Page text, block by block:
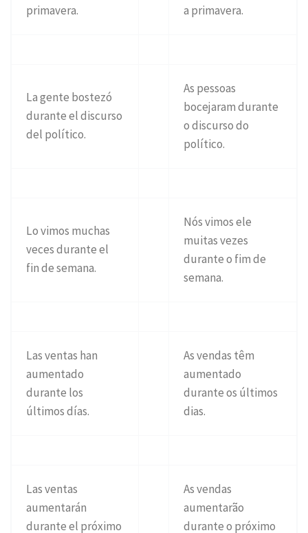
primavera.
a primavera.
La gente bostezó
durante el discurso
del político.
As pessoas
bocejaram durante
o discurso do
político.
Lo vimos muchas
veces durante el
fin de semana.
Nós vimos ele
muitas vezes
durante o fim de
semana.
Las ventas han
aumentado
durante los
últimos días.
As vendas têm
aumentado
durante os últimos
dias.
Las ventas
aumentarán
durante el próximo
As vendas
aumentarão
durante o próximo